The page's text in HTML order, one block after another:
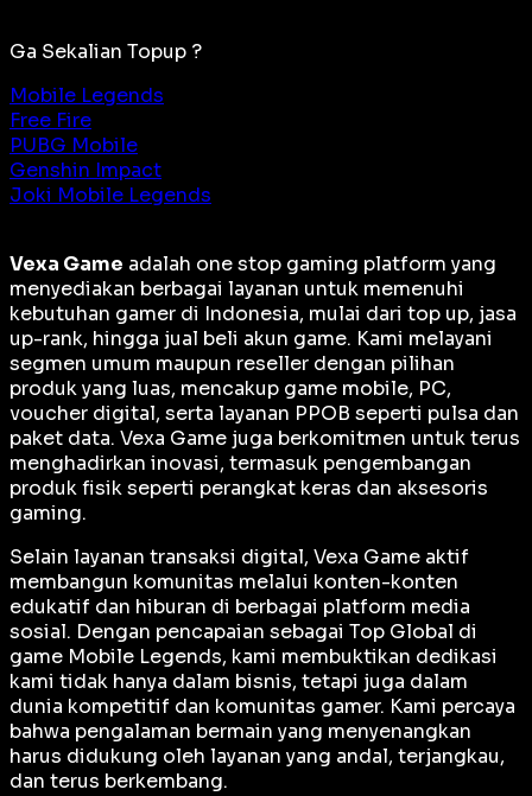
Ga Sekalian Topup ?
Mobile Legends
Free Fire
PUBG Mobile
Genshin Impact
Joki Mobile Legends
Vexa Game adalah one stop gaming platform yang
menyediakan berbagai layanan untuk memenuhi
kebutuhan gamer di Indonesia, mulai dari top up, jasa
up-rank, hingga jual beli akun game. Kami melayani
segmen umum maupun reseller dengan pilihan
produk yang luas, mencakup game mobile, PC,
voucher digital, serta layanan PPOB seperti pulsa dan
paket data. Vexa Game juga berkomitmen untuk terus
menghadirkan inovasi, termasuk pengembangan
produk fisik seperti perangkat keras dan aksesoris
gaming.
Selain layanan transaksi digital, Vexa Game aktif
membangun komunitas melalui konten-konten
edukatif dan hiburan di berbagai platform media
sosial. Dengan pencapaian sebagai Top Global di
game Mobile Legends, kami membuktikan dedikasi
kami tidak hanya dalam bisnis, tetapi juga dalam
dunia kompetitif dan komunitas gamer. Kami percaya
bahwa pengalaman bermain yang menyenangkan
harus didukung oleh layanan yang andal, terjangkau,
dan terus berkembang.